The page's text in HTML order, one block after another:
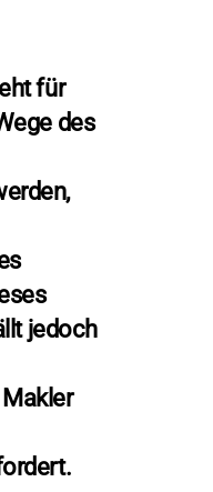
für
des
jedoch